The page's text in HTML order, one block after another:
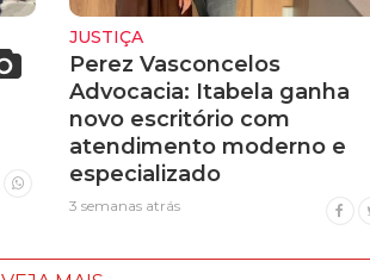
JUSTIÇA
Perez Vasconcelos
Advocacia: Itabela ganha
novo escritório com
atendimento moderno e
especializado
3 semanas atrás